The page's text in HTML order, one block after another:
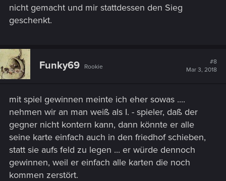
nicht gemacht und mir stattdessen den Sieg
geschenkt.
Funky69 Rookie
#8
Mar 3, 2018
mit spiel gewinnen meinte ich eher sowas ....
nehmen wir an man weiß als I. - spieler, daß der
gegner nicht kontern kann, dann könnte er alle
seine karte einfach auch in den friedhof schieben,
statt sie aufs feld zu legen ... er würde dennoch
gewinnen, weil er einfach alle karten die noch
kommen zerstört.